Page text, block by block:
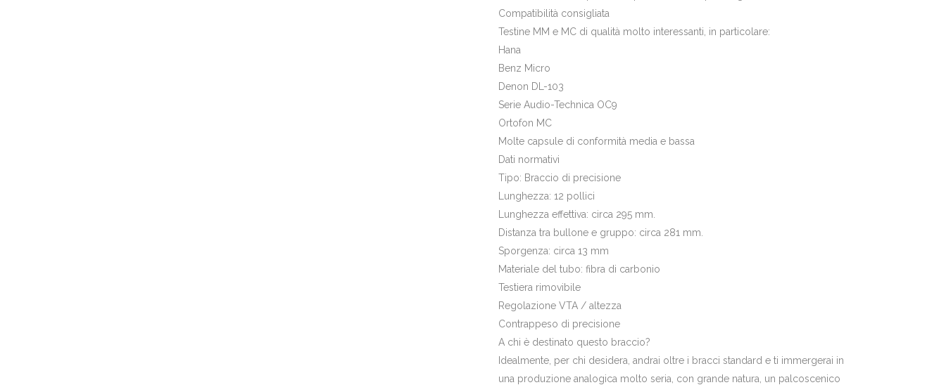
Compatibilità consigliata
Testine MM e MC di qualità molto interessanti, in particolare:
Hana
Benz Micro
Denon DL-103
Serie Audio-Technica OC9
Ortofon MC
Molte capsule di conformità media e bassa
Dati normativi
Tipo: Braccio di precisione
Lunghezza: 12 pollici
Lunghezza effettiva: circa 295 mm.
Distanza tra bullone e gruppo: circa 281 mm.
Sporgenza: circa 13 mm
Materiale del tubo: fibra di carbonio
Testiera rimovibile
Regolazione VTA / altezza
Contrappeso di precisione
A chi è destinato questo braccio?
Idealmente, per chi desidera, andrai oltre i bracci standard e ti immergerai in
una produzione analogica molto seria, con grande natura, un palcoscenico